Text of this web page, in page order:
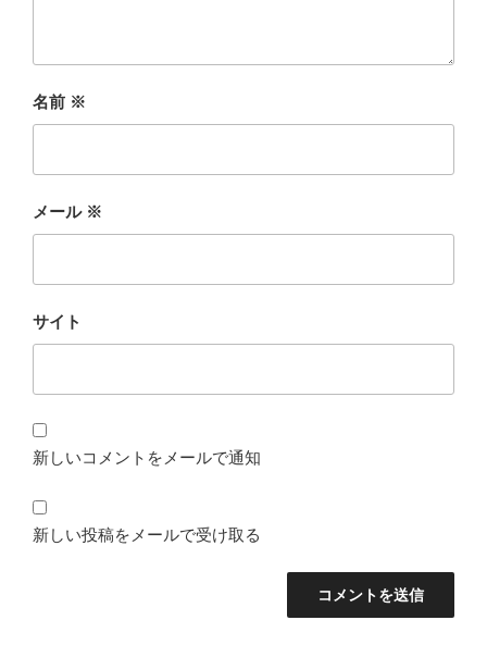
名前 ※
メール ※
サイト
新しいコメントをメールで通知
新しい投稿をメールで受け取る